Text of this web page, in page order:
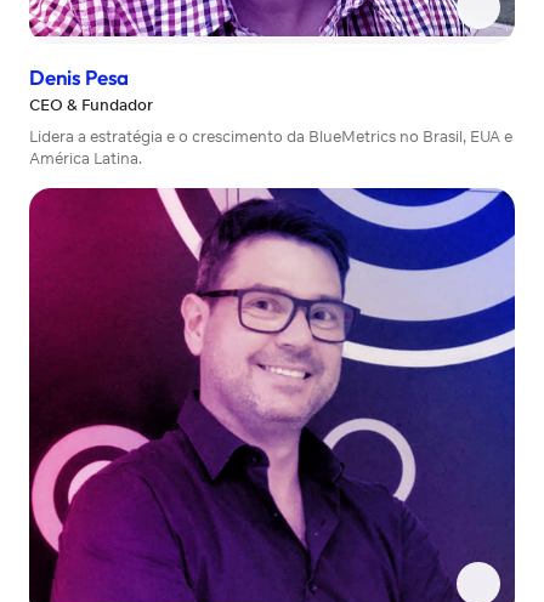
Denis Pesa
CEO & Fundador
Lidera a estratégia e o crescimento da BlueMetrics no Brasil, EUA e
América Latina.